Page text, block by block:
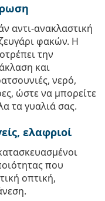
αντι-ανακλαστική
φακών. Η
την
και
νερό,
ώστε να μπορείτε
τα γυαλιά σας.
ελαφριοί
που
οπτική,